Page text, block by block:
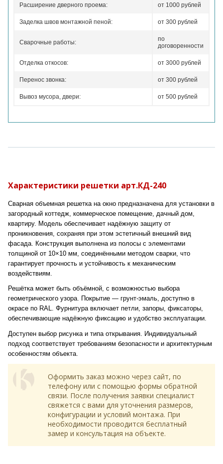
Расширение дверного проема: от 1000 рублей
Заделка швов монтажной пеной: от 300 рублей
Сварочные работы:
по
договоренности
Отделка откосов: от 3000 рублей
Перенос звонка: от 300 рублей
Вывоз мусора, двери: от 500 рублей
Характеристики решетки арт.КД-240
Сварная объемная решетка на окно предназначена для установки в
загородный коттедж, коммерческое помещение, дачный дом,
квартиру. Модель обеспечивает надёжную защиту от
проникновения, сохраняя при этом эстетичный внешний вид
фасада. Конструкция выполнена из полосы с элементами
толщиной от 10×10 мм, соединёнными методом сварки, что
гарантирует прочность и устойчивость к механическим
воздействиям.
Решётка может быть объёмной, с возможностью выбора
геометрического узора. Покрытие — грунт-эмаль, доступно в
окрасе по RAL. Фурнитура включает петли, запоры, фиксаторы,
обеспечивающие надёжную фиксацию и удобство эксплуатации.
Доступен выбор рисунка и типа открывания. Индивидуальный
подход соответствует требованиям безопасности и архитектурным
особенностям объекта.
Оформить заказ можно через сайт, по
телефону или с помощью формы обратной
связи. После получения заявки специалист
свяжется с вами для уточнения размеров,
конфигурации и условий монтажа. При
необходимости проводится бесплатный
замер и консультация на объекте.